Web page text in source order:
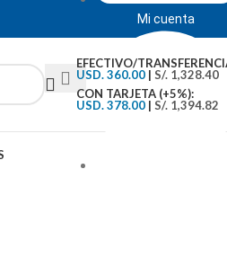
Mi cuenta
EFECTIVO/
USD. 360.00 | S/. 1,328.40
CON TARJETA (+5%):
USD. 378.00 | S/. 1,394.82